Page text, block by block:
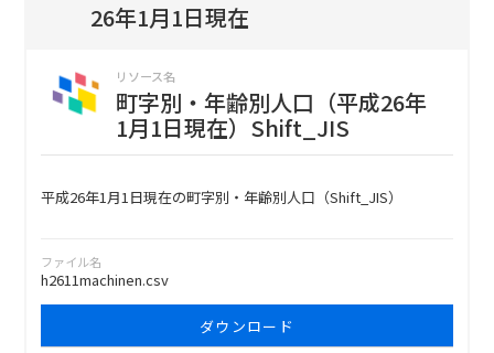
26年1月1日現在
リソース名
町字別・年齢別人口（平成26年
1月1日現在）Shift_JIS
平成26年1月1日現在の町字別・年齢別人口（Shift_JIS）
ファイル名
h2611machinen.csv
ダウンロード